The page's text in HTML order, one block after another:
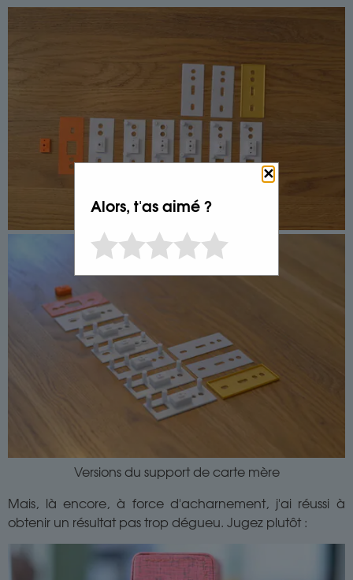
Versions du support de carte mère
Mais, là encore, à force d'acharnement, j'ai réussi à
obtenir un résultat pas trop dégueu. Jugez plutôt :
✕
Alors, t'as aimé ?